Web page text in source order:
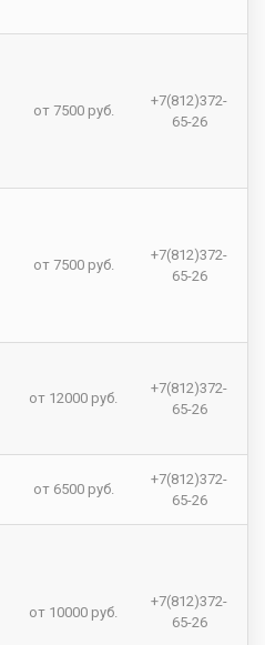
от 7500 руб.
+7(812)372-
65-26
от 7500 руб.
+7(812)372-
65-26
от 12000 руб.
+7(812)372-
65-26
от 6500 руб.
+7(812)372-
65-26
от 10000 руб.
+7(812)372-
65-26